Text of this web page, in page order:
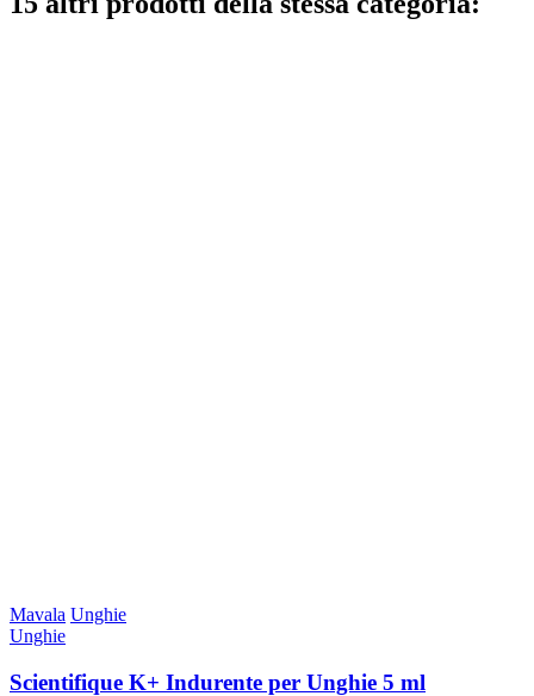
Mavala Unghie
Unghie
Scientifique K+ Indurente per Unghie 5 ml